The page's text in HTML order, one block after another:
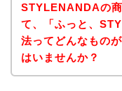
STYLENANDAの
て、「ふっと、
法ってどんなもの
はいませんか？